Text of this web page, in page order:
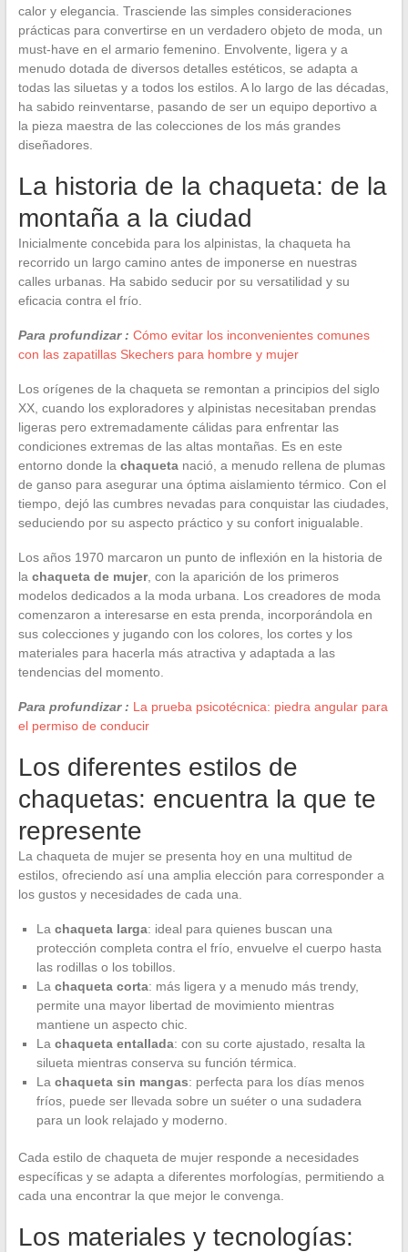
calor y elegancia. Trasciende las simples consideraciones
prácticas para convertirse en un verdadero objeto de moda, un
must-have en el armario femenino. Envolvente, ligera y a
menudo dotada de diversos detalles estéticos, se adapta a
todas las siluetas y a todos los estilos. A lo largo de las décadas,
ha sabido reinventarse, pasando de ser un equipo deportivo a
la pieza maestra de las colecciones de los más grandes
diseñadores.
La historia de la chaqueta: de la
montaña a la ciudad
Inicialmente concebida para los alpinistas, la chaqueta ha
recorrido un largo camino antes de imponerse en nuestras
calles urbanas. Ha sabido seducir por su versatilidad y su
eficacia contra el frío.
Para profundizar : Cómo evitar los inconvenientes comunes
con las zapatillas Skechers para hombre y mujer
Los orígenes de la chaqueta se remontan a principios del siglo
XX, cuando los exploradores y alpinistas necesitaban prendas
ligeras pero extremadamente cálidas para enfrentar las
condiciones extremas de las altas montañas. Es en este
entorno donde la chaquetanació, a menudo rellena de plumas
de ganso para asegurar una óptima aislamiento térmico. Con el
tiempo, dejó las cumbres nevadas para conquistar las ciudades,
seduciendo por su aspecto práctico y su confort inigualable.
Los años 1970 marcaron un punto de inflexión en la historia de
la chaqueta de mujer, con la aparición de los primeros
modelos dedicados a la moda urbana. Los creadores de moda
comenzaron a interesarse en esta prenda, incorporándola en
sus colecciones y jugando con los colores, los cortes y los
materiales para hacerla más atractiva y adaptada a las
tendencias del momento.
Para profundizar : La prueba psicotécnica: piedra angular para
el permiso de conducir
Los diferentes estilos de
chaquetas: encuentra la que te
represente
La chaqueta de mujer se presenta hoy en una multitud de
estilos, ofreciendo así una amplia elección para corresponder a
los gustos y necesidades de cada una.
La chaqueta larga: ideal para quienes buscan una
protección completa contra el frío, envuelve el cuerpo hasta
las rodillas o los tobillos.
La chaqueta corta: más ligera y a menudo más trendy,
permite una mayor libertad de movimiento mientras
mantiene un aspecto chic.
La chaqueta entallada: con su corte ajustado, resalta la
silueta mientras conserva su función térmica.
La chaqueta sin mangas: perfecta para los días menos
fríos, puede ser llevada sobre un suéter o una sudadera
para un look relajado y moderno.
Cada estilo de chaqueta de mujer responde a necesidades
específicas y se adapta a diferentes morfologías, permitiendo a
cada una encontrar la que mejor le convenga.
Los materiales y tecnologías: